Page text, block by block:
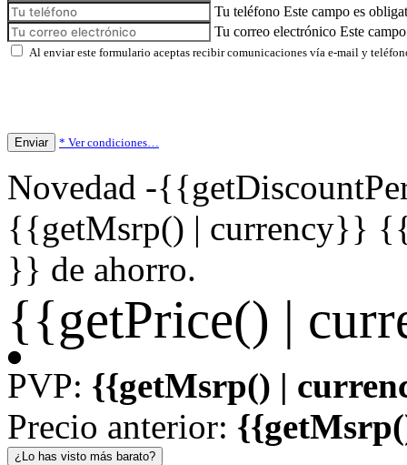
Tu teléfono Este campo es
Tu correo electrónico Este
Al enviar este formulario aceptas recibir comunicaciones vía e-mail y
Enviar * Ver condiciones…
Novedad -
{{getMsrp() | currency}}
}} de ahorro.
{{getPrice() |
PVP: {{getMsrp() |
Precio anterior:
¿Lo has visto más barato?